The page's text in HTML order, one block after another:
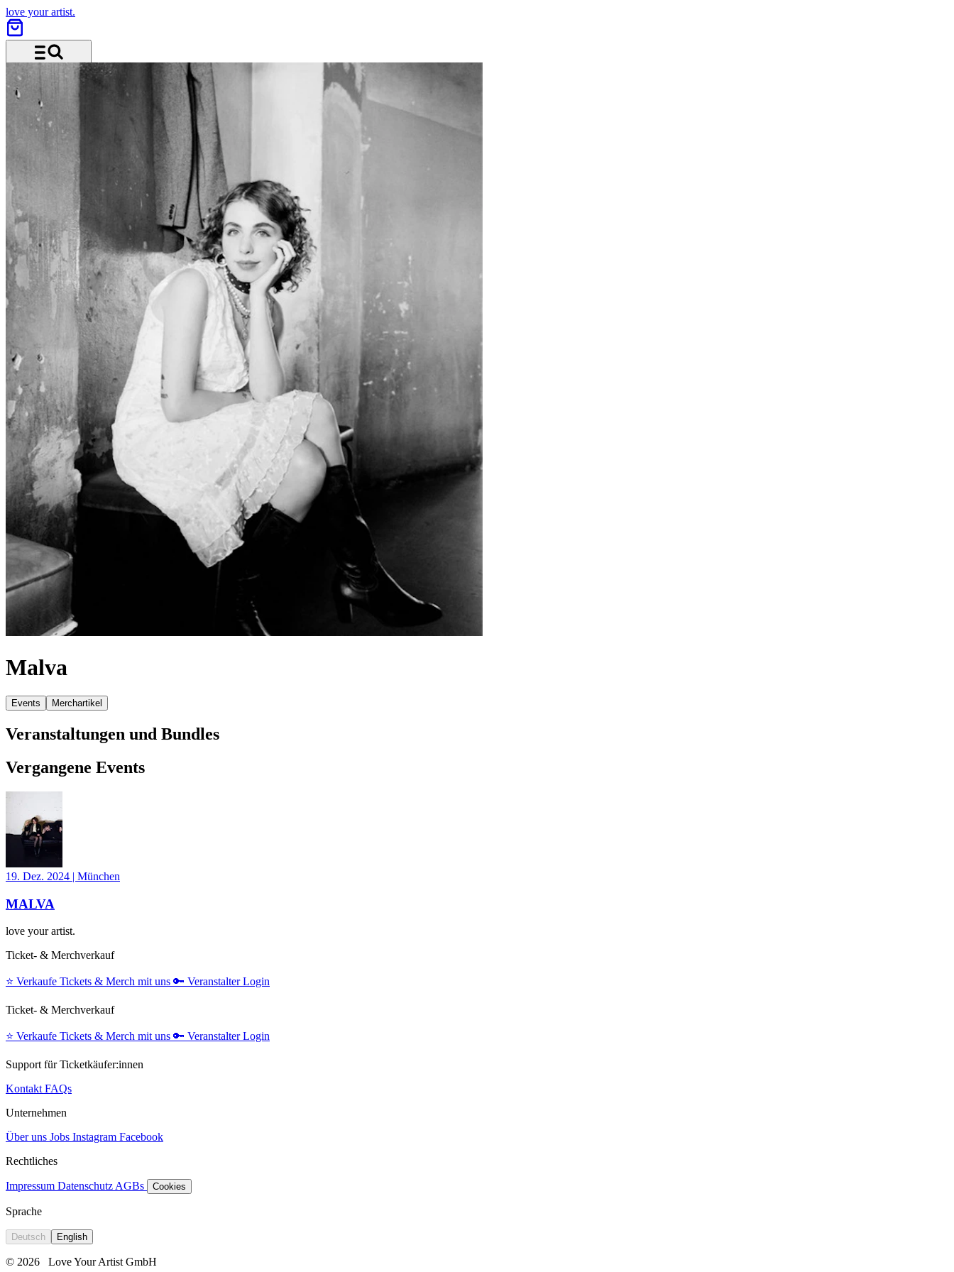
love your artist.
Menü und Suche
Malva
Events Merchartikel
Veranstaltungen und Bundles
Vergangene Events
19. Dez. 2024 | München
MALVA
love your artist.
Ticket- & Merchverkauf
⭐️ Verkaufe Tickets & Merch mit uns 🔑 Veranstalter Login
Ticket- & Merchverkauf
⭐️ Verkaufe Tickets & Merch mit uns 🔑 Veranstalter Login
Support für Ticketkäufer:innen
Kontakt FAQs
Unternehmen
Über uns Jobs Instagram Facebook
Rechtliches
Impressum Datenschutz AGBs Cookies
Sprache
Deutsch English
© 2026 Love Your Artist GmbH